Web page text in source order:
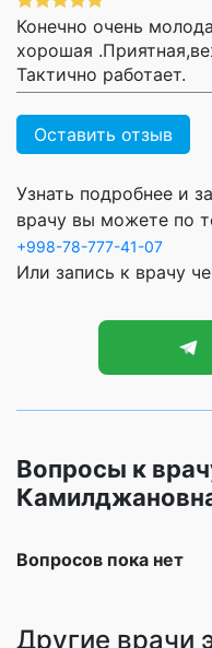
Конечно очень
хорошая
Тактично работает.
Оставить отзыв
Узнать подробнее и
врачу вы можете по
+998-78-777-41-07
Или запись к врачу
Вопросы к
Вопросов пока нет
Другие врачи